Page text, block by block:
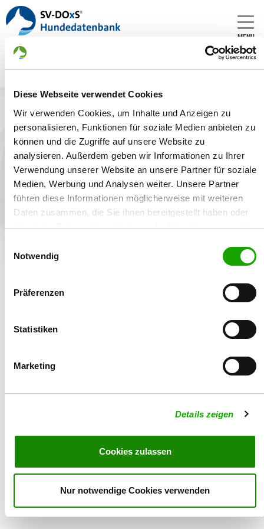
Diese Webseite verwendet Cookies
Wir verwenden Cookies, um Inhalte und Anzeigen zu
personalisieren, Funktionen für soziale Medien anbieten zu
können und die Zugriffe auf unsere Website zu
analysieren. Außerdem geben wir Informationen zu Ihrer
Verwendung unserer Website an unsere Partner für soziale
Medien, Werbung und Analysen weiter. Unsere Partner
führen diese Informationen möglicherweise mit weiteren
Daten zusammen, die Sie ihnen bereitgestellt haben oder
die sie im Rahmen Ihrer Nutzung der Dienste gesammelt
Sie unsere Webseite weiterhin nutzen.
Notwendig
Präferenzen
Statistiken
Marketing
Details zeigen
Cookies zulassen
Nur notwendige Cookies verwenden
MENU
Zwinger: von den Böckinger
Seeräubern
Gründungsdatum:
24.06.2020
Züchter:
Waldemar Sinn, 74080 Heilbronn - Deutschland